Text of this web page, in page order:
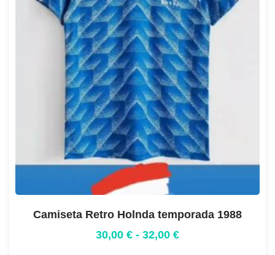
Camiseta Retro Holnda temporada 1988
30,00 € - 32,00 €